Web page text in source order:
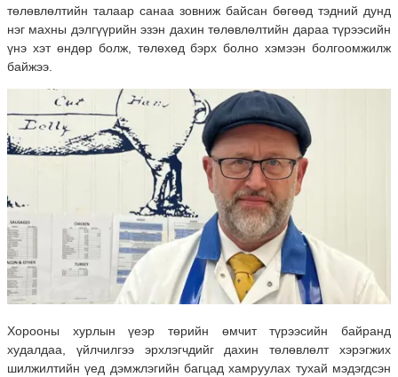
төлөвлөлтийн талаар санаа зовниж байсан бөгөөд тэдний дунд
нэг махны дэлгүүрийн эзэн дахин төлөвлөлтийн дараа түрээсийн
үнэ хэт өндөр болж, төлөхөд бэрх болно хэмээн болгоомжилж
байжээ.
Хорооны хурлын үеэр төрийн өмчит түрээсийн байранд
худалдаа, үйлчилгээ эрхлэгчдийг дахин төлөвлөлт хэрэгжих
шилжилтийн үед дэмжлэгийн багцад хамруулах тухай мэдэгдсэн